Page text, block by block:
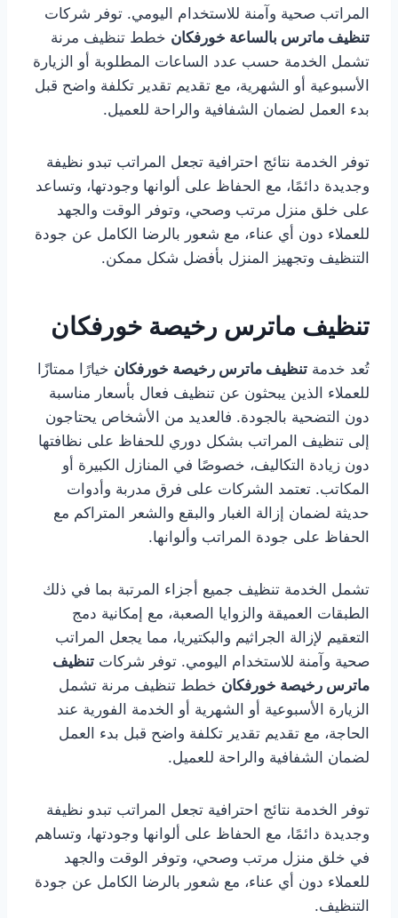
المراتب صحية وآمنة للاستخدام اليومي. توفر شركات
تنظيف ماترس بالساعة خورفكان خطط تنظيف مرنة
تشمل الخدمة حسب عدد الساعات المطلوبة أو الزيارة
الأسبوعية أو الشهرية، مع تقديم تقدير تكلفة واضح قبل
بدء العمل لضمان الشفافية والراحة للعميل.
توفر الخدمة نتائج احترافية تجعل المراتب تبدو نظيفة
وجديدة دائمًا، مع الحفاظ على ألوانها وجودتها، وتساعد
على خلق منزل مرتب وصحي، وتوفر الوقت والجهد
للعملاء دون أي عناء، مع شعور بالرضا الكامل عن جودة
التنظيف وتجهيز المنزل بأفضل شكل ممكن.
تنظيف ماترس رخيصة خورفكان
تُعد خدمة تنظيف ماترس رخيصة خورفكان خيارًا ممتازًا
للعملاء الذين يبحثون عن تنظيف فعال بأسعار مناسبة
دون التضحية بالجودة. فالعديد من الأشخاص يحتاجون
إلى تنظيف المراتب بشكل دوري للحفاظ على نظافتها
دون زيادة التكاليف، خصوصًا في المنازل الكبيرة أو
المكاتب. تعتمد الشركات على فرق مدربة وأدوات
حديثة لضمان إزالة الغبار والبقع والشعر المتراكم مع
الحفاظ على جودة المراتب وألوانها.
تشمل الخدمة تنظيف جميع أجزاء المرتبة بما في ذلك
الطبقات العميقة والزوايا الصعبة، مع إمكانية دمج
التعقيم لإزالة الجراثيم والبكتيريا، مما يجعل المراتب
صحية وآمنة للاستخدام اليومي. توفر شركات تنظيف
ماترس رخيصة خورفكان خطط تنظيف مرنة تشمل
الزيارة الأسبوعية أو الشهرية أو الخدمة الفورية عند
الحاجة، مع تقديم تقدير تكلفة واضح قبل بدء العمل
لضمان الشفافية والراحة للعميل.
توفر الخدمة نتائج احترافية تجعل المراتب تبدو نظيفة
وجديدة دائمًا، مع الحفاظ على ألوانها وجودتها، وتساهم
في خلق منزل مرتب وصحي، وتوفر الوقت والجهد
للعملاء دون أي عناء، مع شعور بالرضا الكامل عن جودة
التنظيف.